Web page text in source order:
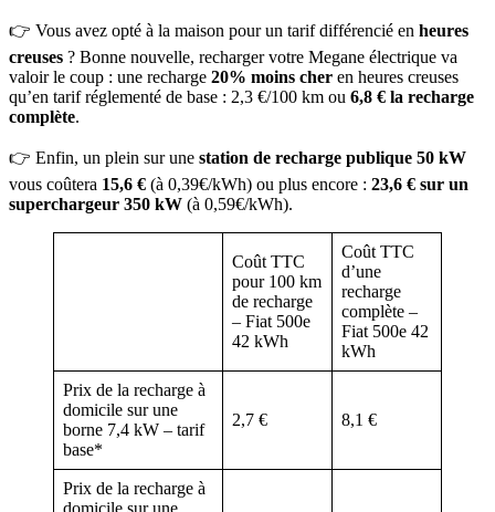
👉 Vous avez opté à la maison pour un tarif différencié en heures
creuses ? Bonne nouvelle, recharger votre Megane électrique va
valoir le coup : une recharge 20% moins cher en heures creuses
qu’en tarif réglementé de base : 2,3 €/100 km ou 6,8 € la recharge
complète.
👉 Enfin, un plein sur une station de recharge publique 50 kW
vous coûtera 15,6 € (à 0,39€/kWh) ou plus encore : 23,6 € sur un
superchargeur 350 kW (à 0,59€/kWh).
Coût TTC
pour 100 km
de recharge
– Fiat 500e
42 kWh
Coût TTC
d’une
recharge
complète –
Fiat 500e 42
kWh
Prix de la recharge à
domicile sur une
borne 7,4 kW – tarif
base*
2,7 € 8,1 €
Prix de la recharge à
domicile sur une